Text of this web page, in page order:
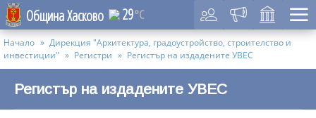
Община Хасково 29°C
Начало
Дирекция "Архитектура, градоустройство, строителство и
инвестиции"
Регистри Регистър на издадените УВЕС
Регистър на издадените УВЕС